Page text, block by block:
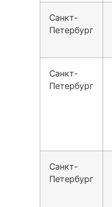
Санкт-
Петербург
Санкт-
Петербург
Санкт-
Петербург